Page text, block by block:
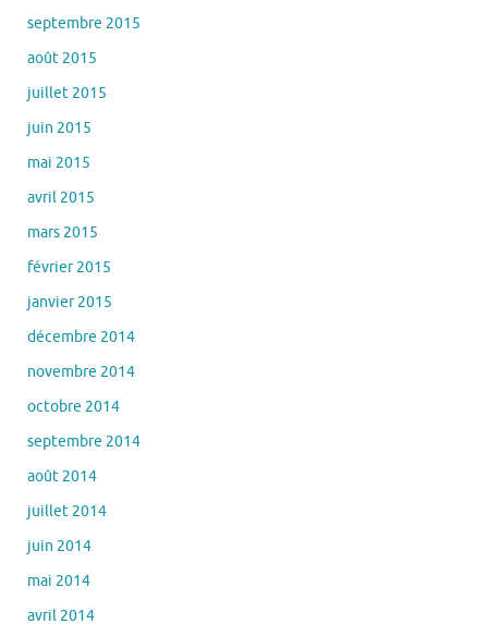
septembre 2015
août 2015
juillet 2015
juin 2015
mai 2015
avril 2015
mars 2015
février 2015
janvier 2015
décembre 2014
novembre 2014
octobre 2014
septembre 2014
août 2014
juillet 2014
juin 2014
mai 2014
avril 2014